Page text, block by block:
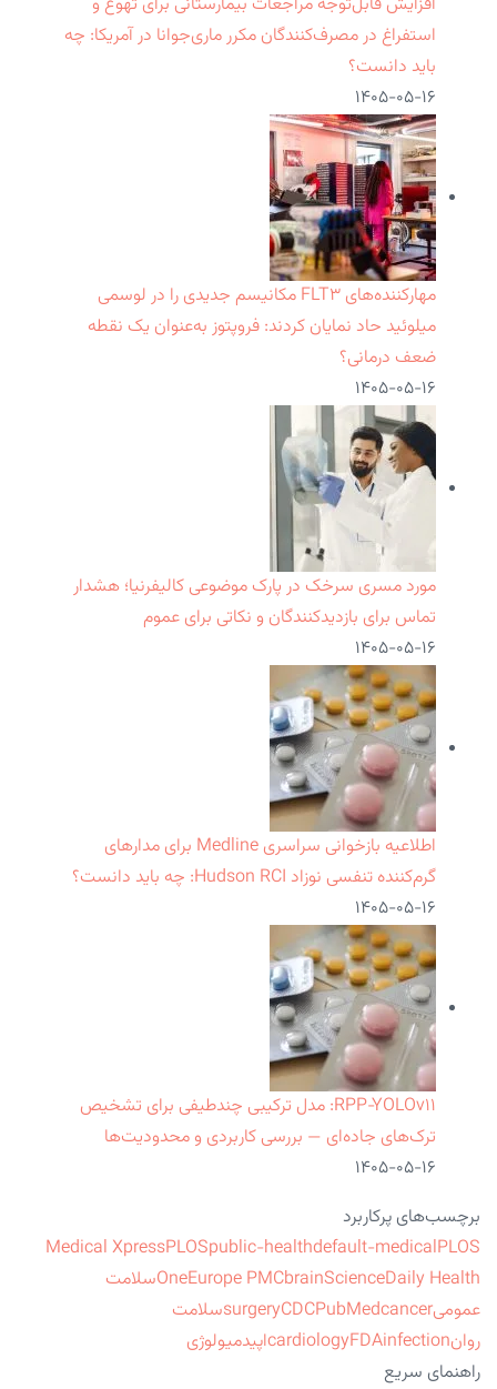
استفراغ در مصرف‌کنندگان مکرر ماری‌جوانا در آمریکا: چه
باید دانست؟
۱۴۰۵-۰۵-۱۶
مهارکننده‌های FLT۳ مکانیسم جدیدی را در لوسمی
میلوئید حاد نمایان کردند: فروپتوز به‌عنوان یک نقطه
ضعف درمانی؟
۱۴۰۵-۰۵-۱۶
مورد مسری سرخک در پارک موضوعی کالیفرنیا؛ هشدار
تماس برای بازدیدکنندگان و نکاتی برای عموم
۱۴۰۵-۰۵-۱۶
اطلاعیه بازخوانی سراسری Medline برای مدارهای
گرم‌کننده تنفسی نوزاد Hudson RCI: چه باید دانست؟
۱۴۰۵-۰۵-۱۶
RPP‑YOLOv۱۱: مدل ترکیبی چندطیفی برای تشخیص
ترک‌های جاده‌ای — بررسی کاربردی و محدودیت‌ها
۱۴۰۵-۰۵-۱۶
برچسب‌های پرکاربرد
Medical XpressPLOSpublic-healthdefault-medicalPLOS
OneEurope PMCbrainScienceDaily Health
سلامت
عمومی
surgeryCDCPubMedcancer
سلامت
روان
cardiologyFDAinfection
اپیدمیولوژی
راهنمای سریع